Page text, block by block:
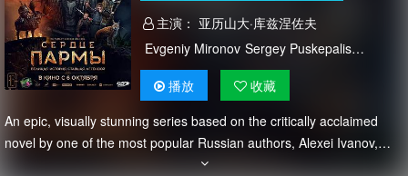
主演： 亚历山大·库兹涅佐夫
Evgeniy Mironov Sergey Puskepalis
维伦·巴比切夫 维塔利·基什琴科
叶甫盖尼·米罗诺夫
播放
收藏
An epic, visually stunning series based on the critically acclaimed
novel by one of the most popular Russian authors, Alexei Ivanov,
combining historical drama with mystery and fantasy. The 15th